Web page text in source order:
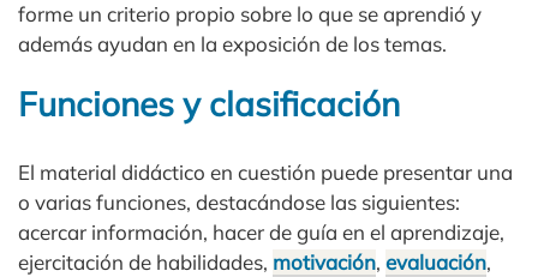
forme un criterio propio sobre lo que se aprendió y
además ayudan en la exposición de los temas.
Funciones y clasificación
El material didáctico en cuestión puede presentar una
o varias funciones, destacándose las siguientes:
acercar información, hacer de guía en el aprendizaje,
ejercitación de habilidades, motivación, evaluación,